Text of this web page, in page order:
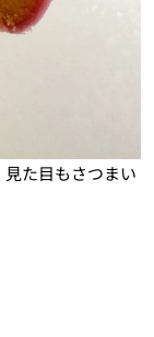
た目もさつまい